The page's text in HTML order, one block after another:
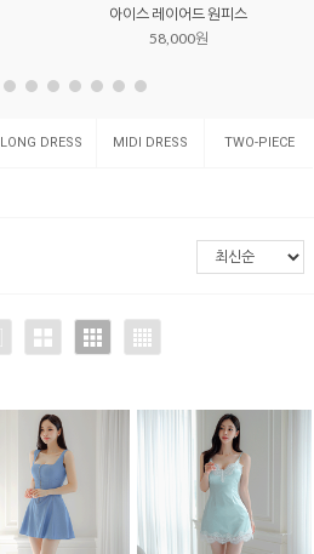
아이스 레이어드 원피스
58,000원
LONG DRESS MIDI DRESS TWO-PIECE